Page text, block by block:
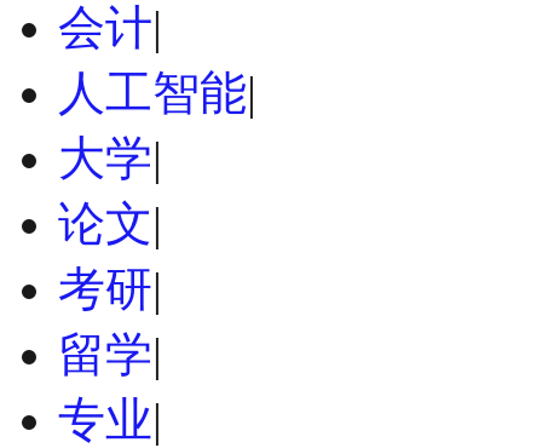
会计|
人工智能|
大学|
论文|
考研|
留学|
专业|